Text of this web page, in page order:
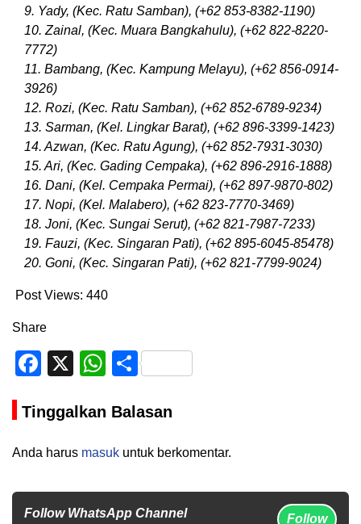
9. Yady, (Kec. Ratu Samban), (+62 853-8382-1190)
10. Zainal, (Kec. Muara Bangkahulu), (+62 822-8220-
7772)
11. Bambang, (Kec. Kampung Melayu), (+62 856-0914-
3926)
12. Rozi, (Kec. Ratu Samban), (+62 852-6789-9234)
13. Sarman, (Kel. Lingkar Barat), (+62 896-3399-1423)
14. Azwan, (Kec. Ratu Agung), (+62 852-7931-3030)
15. Ari, (Kec. Gading Cempaka), (+62 896-2916-1888)
16. Dani, (Kel. Cempaka Permai), (+62 897-9870-802)
17. Nopi, (Kel. Malabero), (+62 823-7770-3469)
18. Joni, (Kec. Sungai Serut), (+62 821-7987-7233)
19. Fauzi, (Kec. Singaran Pati), (+62 895-6045-85478)
20. Goni, (Kec. Singaran Pati), (+62 821-7799-9024)
Post Views: 440
Share
Facebook
X WhatsApp
Share
Tinggalkan Balasan
Anda harus masuk untuk berkomentar.
Follow WhatsApp Channel
Follow